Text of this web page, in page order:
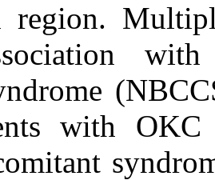
maxillofacial
seen in
carcinoma
5% of
without